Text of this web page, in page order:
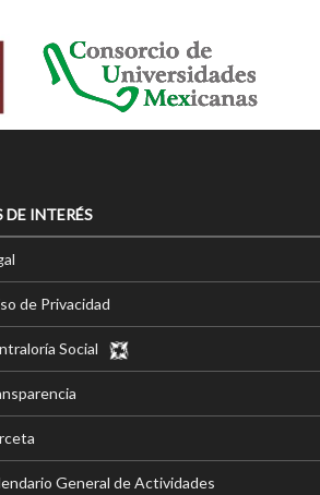
DE INTERÉS
de Privacidad
Social
General de Actividades